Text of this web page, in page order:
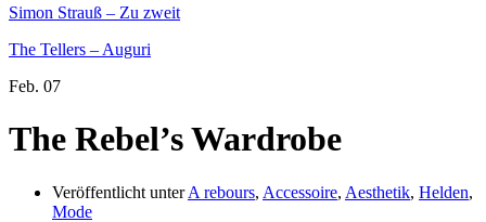
Simon Strauß – Zu zweit
The Tellers – Auguri
Feb. 07
The Rebel’s Wardrobe
Veröffentlicht unterA rebours, Accessoire, Aesthetik, Helden,
Mode